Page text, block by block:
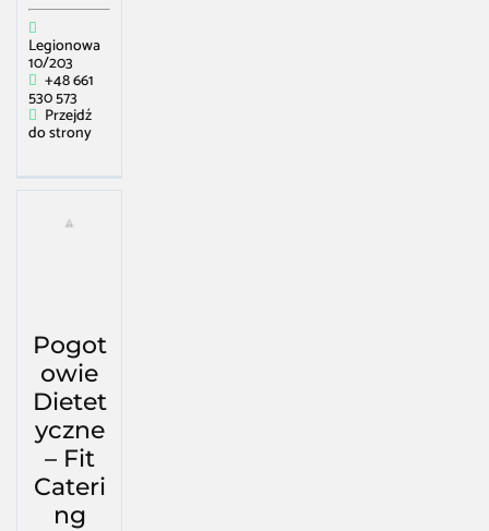
Legionowa
10/203
+48 661
530 573
Przejdź
do strony
Pogot
owie
Dietet
yczne
– Fit
Cateri
ng